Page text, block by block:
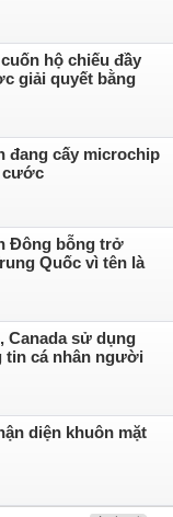
hộ chiếu đầy
giải quyết bằng
đang cấy microchip
cước
Đông bỗng trở
Quốc vì tên là
Canada sử dụng
tin cá nhân người
diện khuôn mặt